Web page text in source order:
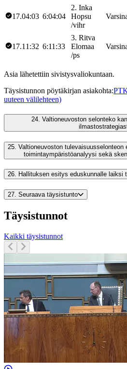
17.04:03 6:04:04
2. Inka
Hopsu
/vihr
17.11:32 6:11:33
3. Ritva
Elomaa
/ps
Asia lähetettiin sivistysvaliokuntaan.
Täysistunnon pöytäkirjan asiakohta:
uuteen välilehteen)
24. Valtioneuvoston selonteko
25. Valtioneuvoston tulevaisuusselonteon
toimintaympäristöanalyysi sekä
26. Hallituksen esitys eduskunnalle laiksi
27. Seuraava täysistunto
Täysistunnot
Kaikki täysistunnot